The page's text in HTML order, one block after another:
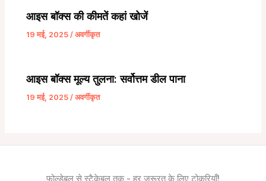
आइस बॉक्स की कीमतें कहां खोजें
19 मई, 2025/अवर्गीकृत
आइस बॉक्स मूल्य तुलना: सर्वोत्तम डील पाना
19 मई, 2025/अवर्गीकृत
फोल्डेबल से स्टैकेबल तक - हर जरूरत के लिए टोकरियाँ!